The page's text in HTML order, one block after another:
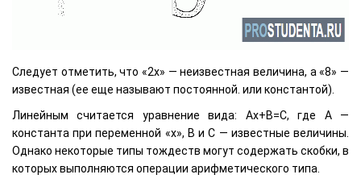
Следует отметить, что «2x» — неизвестная величина, а «8» —
известная (ее еще называют постоянной. или константой).
Линейным считается уравнение вида: Ax+B=C, где A —
константа при переменной «x», B и C — известные величины.
Однако некоторые типы тождеств могут содержать скобки, в
которых выполняются операции арифметического типа.